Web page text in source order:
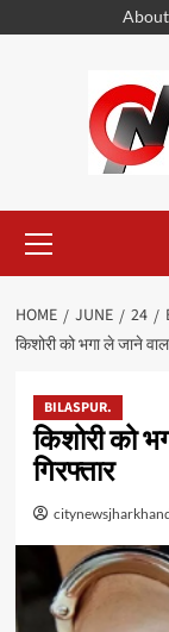
Menu
HOME JUNE 24
किशोरी को भगा ले जाने
BILASPUR.
किशोरी को
गिरफ्तार